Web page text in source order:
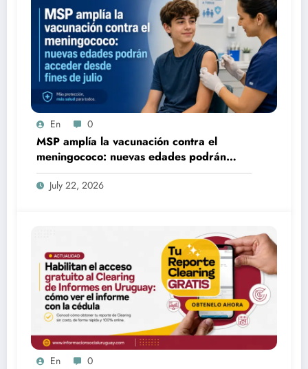
En 0
MSP amplía la vacunación contra el
meningococo: nuevas edades podrán
acceder desde fines de julio
July 22, 2026
En 0